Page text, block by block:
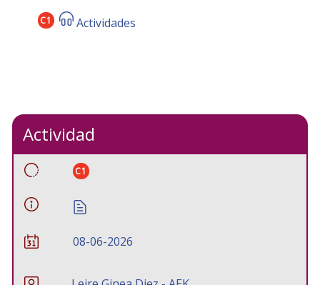
C1 Actividades
Actividad
C1
08-06-2026